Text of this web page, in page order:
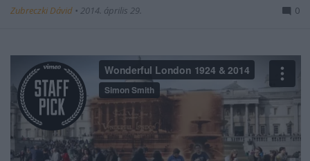
Zubreczki Dávid • 2014. április 29. 0